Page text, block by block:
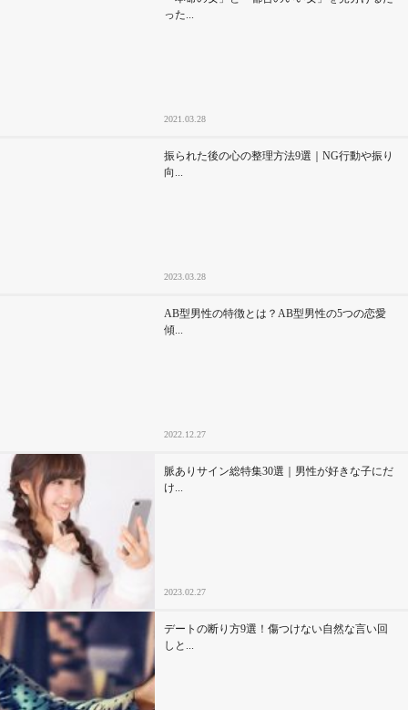
った...
2021.03.28
振られた後の心の整理方法9選｜NG行動や振り
向...
2023.03.28
AB型男性の特徴とは？AB型男性の5つの恋愛
傾...
2022.12.27
脈ありサイン総特集30選｜男性が好きな子にだ
け...
2023.02.27
デートの断り方9選！傷つけない自然な言い回
しと...